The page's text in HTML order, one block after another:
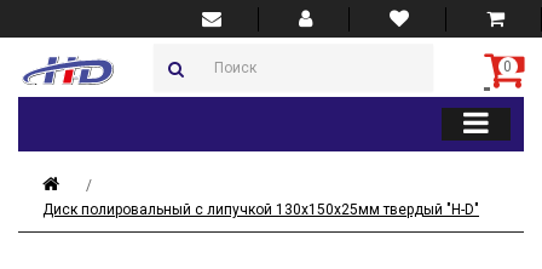
0
Диск полировальный с липучкой 130x150x25мм твердый "H-D"